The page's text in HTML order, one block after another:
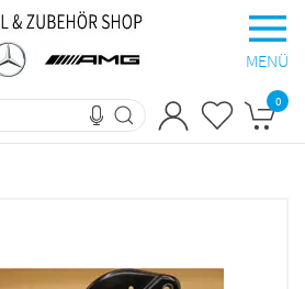
MENÜ
0